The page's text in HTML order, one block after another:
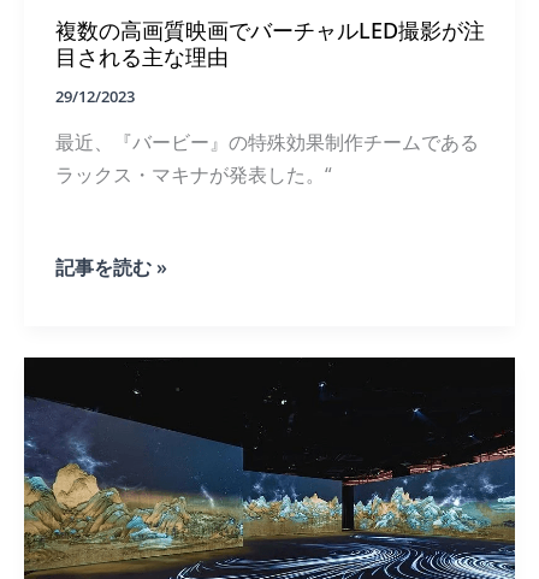
の
幕
が
切
て
落
と
た。
複数の高画質映画でバーチャルLED撮影が注
目される主な理由
29/12/2023
最近、『バービー』の特殊効果制作チームである
ラックス・マキナが発表した。“
複
画
映
で
バ
ー
チ
ャ
ル
記事を読む »